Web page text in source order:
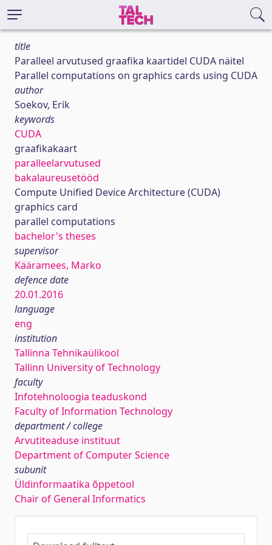
title
Paralleel arvutused graafika kaartidel CUDA näitel
Parallel computations on graphics cards using CUDA
author
Soekov, Erik
keywords
CUDA
graafikakaart
paralleelarvutused
bakalaureusetööd
Compute Unified Device Architecture (CUDA)
graphics card
parallel computations
bachelor's theses
supervisor
Kääramees, Marko
defence date
20.01.2016
language
eng
institution
Tallinna Tehnikaülikool
Tallinn University of Technology
faculty
Infotehnoloogia teaduskond
Faculty of Information Technology
department / college
Arvutiteaduse instituut
Department of Computer Science
subunit
Üldinformaatika õppetool
Chair of General Informatics